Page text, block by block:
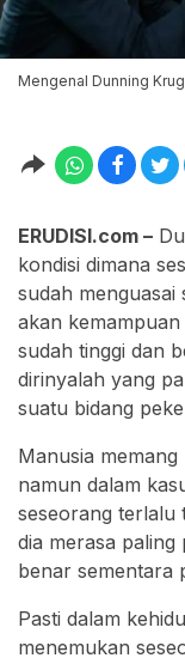
Mengenal Dunning
ERUDISI.com –
kondisi dimana
sudah
akan
sudah tinggi dan
dirinyalah yang
suatu bidang
Manusia
namun dalam
seseorang terlalu
dia merasa
benar sementara
Pasti dalam
menemukan